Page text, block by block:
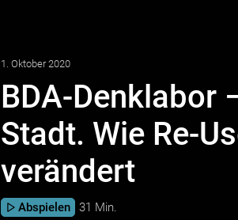
1. Oktober 2020
BDA-Denklabor
Stadt. Wie Re-
verändert
Abspielen 31 Min.